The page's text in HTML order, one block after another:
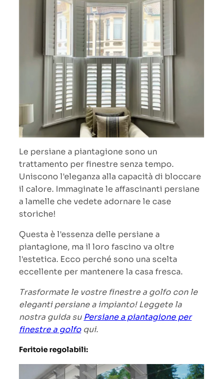
Le persiane a piantagione sono un
trattamento per finestre senza tempo.
Uniscono l'eleganza alla capacità di bloccare
il calore. Immaginate le affascinanti persiane
a lamelle che vedete adornare le case
storiche!
Questa è l'essenza delle persiane a
piantagione, ma il loro fascino va oltre
l'estetica. Ecco perché sono una scelta
eccellente per mantenere la casa fresca.
Trasformate le vostre finestre a golfo con le
eleganti persiane a impianto! Leggete la
nostra guida suPersiane a piantagione per
finestre a golfoqui.
Feritoie regolabili: